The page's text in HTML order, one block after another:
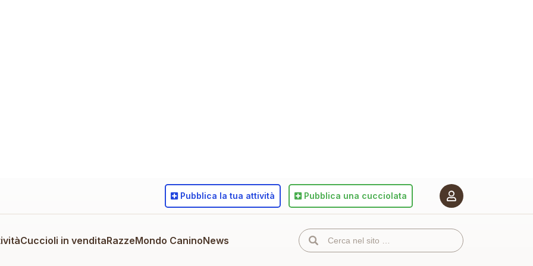
Cuccioli in venditaRazzeMondo CaninoNews
Pubblica la tua attività Pubblica una cucciolata